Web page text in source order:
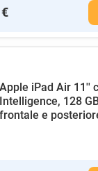
Apple iPad Air 11''
Intelligence, 128
frontale e